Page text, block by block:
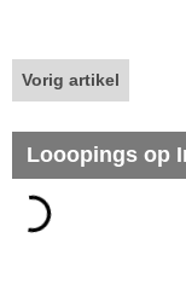
Vorig artikel
Looopings op